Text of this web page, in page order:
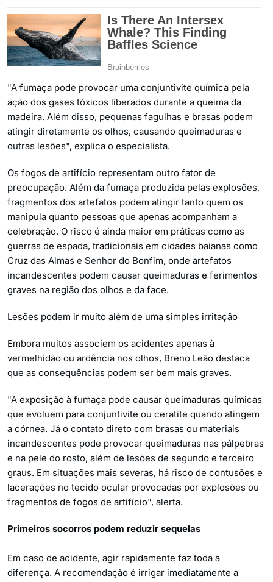
"A fumaça pode provocar uma conjuntivite química pela
ação dos gases tóxicos liberados durante a queima da
madeira. Além disso, pequenas fagulhas e brasas podem
atingir diretamente os olhos, causando queimaduras e
outras lesões", explica o especialista.
Os fogos de artifício representam outro fator de
preocupação. Além da fumaça produzida pelas explosões,
fragmentos dos artefatos podem atingir tanto quem os
manipula quanto pessoas que apenas acompanham a
celebração. O risco é ainda maior em práticas como as
guerras de espada, tradicionais em cidades baianas como
Cruz das Almas e Senhor do Bonfim, onde artefatos
incandescentes podem causar queimaduras e ferimentos
graves na região dos olhos e da face.
Lesões podem ir muito além de uma simples irritação
Embora muitos associem os acidentes apenas à
vermelhidão ou ardência nos olhos, Breno Leão destaca
que as consequências podem ser bem mais graves.
"A exposição à fumaça pode causar queimaduras químicas
que evoluem para conjuntivite ou ceratite quando atingem
a córnea. Já o contato direto com brasas ou materiais
incandescentes pode provocar queimaduras nas pálpebras
e na pele do rosto, além de lesões de segundo e terceiro
graus. Em situações mais severas, há risco de contusões e
lacerações no tecido ocular provocadas por explosões ou
fragmentos de fogos de artifício", alerta.
Primeiros socorros podem reduzir sequelas
Em caso de acidente, agir rapidamente faz toda a
diferença. A recomendação é irrigar imediatamente a